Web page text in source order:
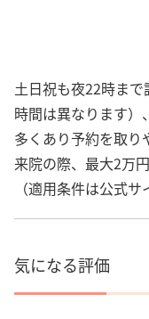
土日祝も夜22時ま
時間は異なります
多くあり予約を取り
来院の際、最大2万
（適用条件は公式
気になる評価